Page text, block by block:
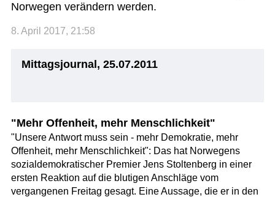
Norwegen verändern werden.
8. April 2017, 21:58
Mittagsjournal, 25.07.2011
"Mehr Offenheit, mehr Menschlichkeit"
"Unsere Antwort muss sein - mehr Demokratie, mehr
Offenheit, mehr Menschlichkeit": Das hat Norwegens
sozialdemokratischer Premier Jens Stoltenberg in einer
ersten Reaktion auf die blutigen Anschläge vom
vergangenen Freitag gesagt. Eine Aussage, die er in den